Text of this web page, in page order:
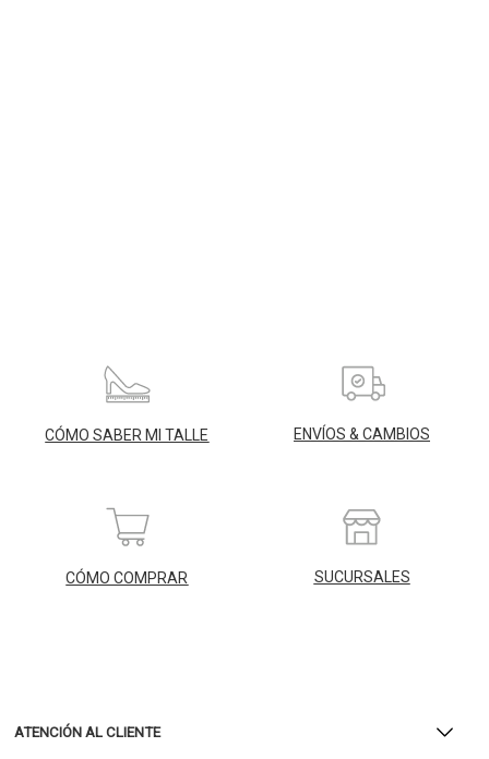
CÓMO SABER MI TALLE ENVÍOS & CAMBIOS
CÓMO COMPRAR SUCURSALES
ATENCIÓN AL CLIENTE